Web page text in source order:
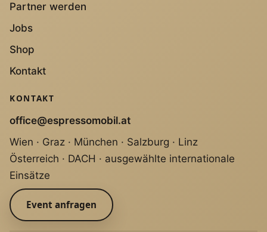
Partner werden
Jobs
Shop
Kontakt
KONTAKT
office@espressomobil.at
Wien · Graz · München · Salzburg · Linz
Österreich · DACH · ausgewählte internationale
Einsätze
Event anfragen